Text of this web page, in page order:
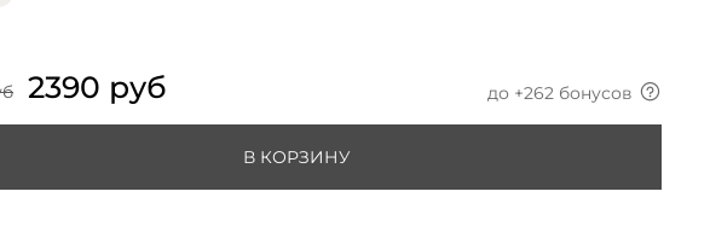
2390 руб до +262 бонусов
В КОРЗИНУ